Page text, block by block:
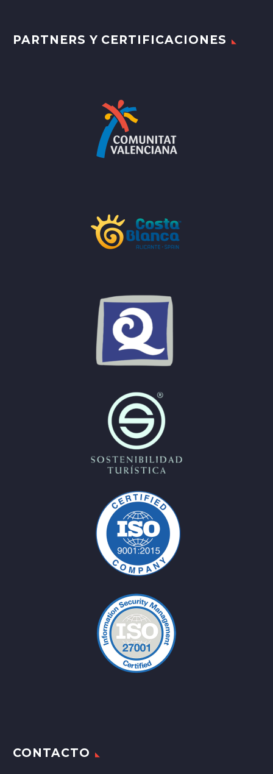
PARTNERS Y CERTIFICACIONES
CONTACTO